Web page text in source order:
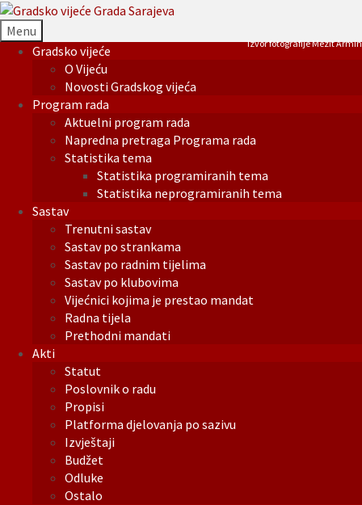
Menu
Gradsko vijeće
O Vijeću
Novosti Gradskog vijeća
Program rada
Aktuelni program rada
Napredna pretraga Programa rada
Statistika tema
Statistika programiranih tema
Statistika neprogramiranih tema
Sastav
Trenutni sastav
Sastav po strankama
Sastav po radnim tijelima
Sastav po klubovima
Vijećnici kojima je prestao mandat
Radna tijela
Prethodni mandati
Akti
Statut
Poslovnik o radu
Propisi
Platforma djelovanja po sazivu
Izvještaji
Budžet
Odluke
Ostalo
Izvor fotografije Mezit Armin